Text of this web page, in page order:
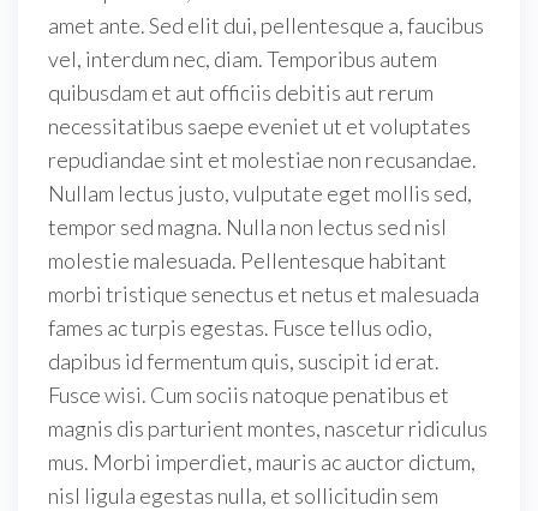
amet ante. Sed elit dui, pellentesque a, faucibus
vel, interdum nec, diam. Temporibus autem
quibusdam et aut officiis debitis aut rerum
necessitatibus saepe eveniet ut et voluptates
repudiandae sint et molestiae non recusandae.
Nullam lectus justo, vulputate eget mollis sed,
tempor sed magna. Nulla non lectus sed nisl
molestie malesuada. Pellentesque habitant
morbi tristique senectus et netus et malesuada
fames ac turpis egestas. Fusce tellus odio,
dapibus id fermentum quis, suscipit id erat.
Fusce wisi. Cum sociis natoque penatibus et
magnis dis parturient montes, nascetur ridiculus
mus. Morbi imperdiet, mauris ac auctor dictum,
nisl ligula egestas nulla, et sollicitudin sem